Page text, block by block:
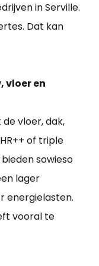
in Serville.
Dat kan
vloer en
vloer, dak,
of triple
sowieso
lager
energielasten.
vooral te